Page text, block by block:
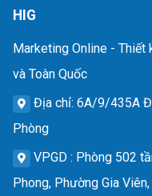
HIG
Marketing Online - Thiết
và Toàn Quốc
Địa chỉ: 6A/9/435A
Phòng
VPGD : Phòng 502
Phong, Phường Gia